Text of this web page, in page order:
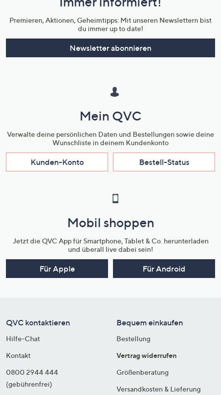
Unternehmensinformationen
Premieren, Aktionen, Geheimtipps: Mit unseren Newslettern bist
du immer up to date!
Newsletter abonnieren
Mein QVC
Verwalte deine persönlichen Daten und Bestellungen sowie deine
Wunschliste in deinem Kundenkonto
Kunden-Konto Bestell-Status
Mobil shoppen
Jetzt die QVC App für Smartphone, Tablet & Co. herunterladen
und überall live dabei sein!
Für Apple Für Android
QVC kontaktieren
Hilfe-Chat
Kontakt
0800 2944 444
(gebührenfrei)
Bequem einkaufen
Bestellung
Vertrag widerrufen
Größenberatung
Versandkosten & Lieferung